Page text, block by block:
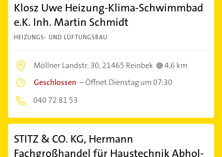
Klosz Uwe Heizung-Klima-Schwimmbad
e.K. Inh. Martin Schmidt
HEIZUNGS- UND LÜFTUNGSBAU
Möllner Landstr. 30,21465 Reinbek
4,6 km
Geschlossen –Öffnet Dienstag um 07:30
040 72 81 53
STITZ & CO. KG, Hermann
Fachgroßhandel für Haustechnik Abhol-